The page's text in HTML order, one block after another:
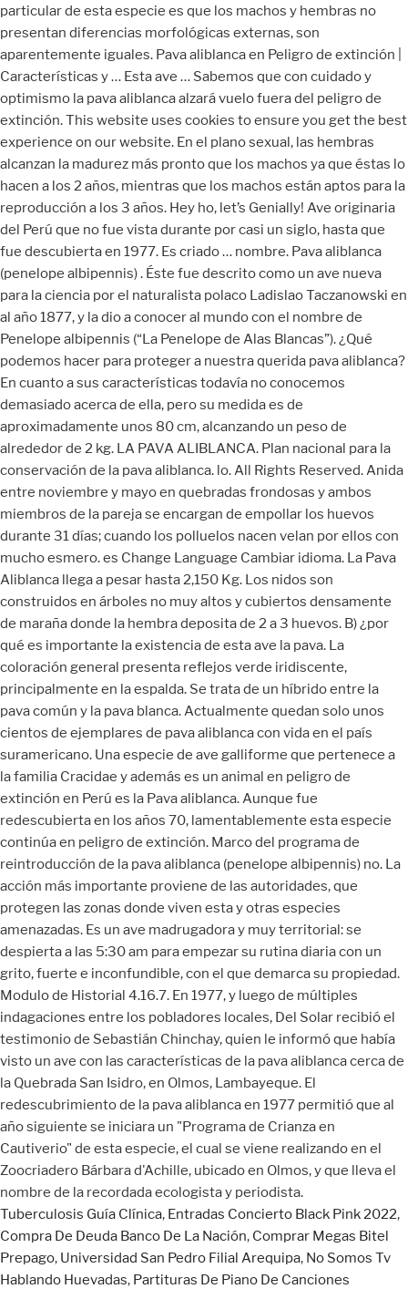
Tuberculosis Guía Clínica, Entradas Concierto Black Pink 2022,
Compra De Deuda Banco De La Nación, Comprar Megas Bitel
Prepago, Universidad San Pedro Filial Arequipa, No Somos Tv
Hablando Huevadas, Partituras De Piano De Canciones